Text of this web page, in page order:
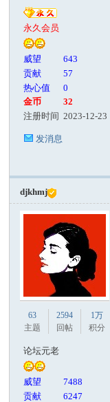
永久会员
威望
643
贡献
57
热心值
0
金币
32
注册时间 2023-12-23
发消息
djkhmj
63
主题
2594
回帖
1万
积分
论坛元老
威望
7488
贡献
6247